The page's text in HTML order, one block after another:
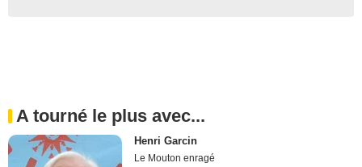
A tourné le plus avec...
Henri Garcin
Le Mouton enragé